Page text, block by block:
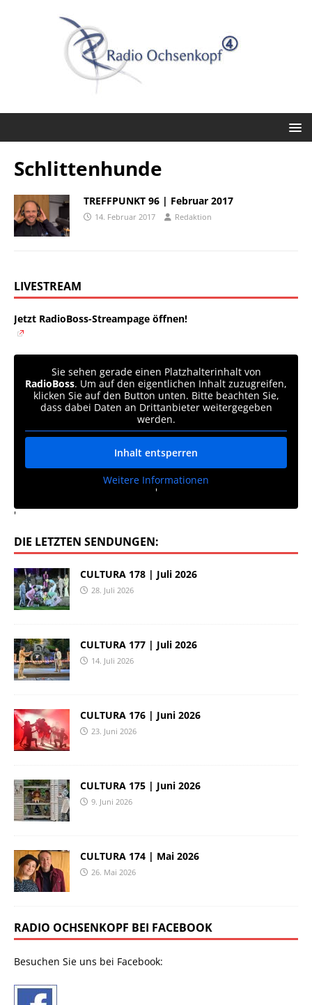
Schlittenhunde
TREFFPUNKT 96 | Februar 2017
14. Februar 2017 Redaktion
LIVESTREAM
Jetzt RadioBoss-Streampage öffnen!
Sie sehen gerade einen Platzhalterinhalt von
RadioBoss. Um auf den eigentlichen Inhalt zuzugreifen,
klicken Sie auf den Button unten. Bitte beachten Sie,
dass dabei Daten an Drittanbieter weitergegeben
werden.
Inhalt entsperren
Weitere Informationen
'
'
DIE LETZTEN SENDUNGEN:
CULTURA 178 | Juli 2026
28. Juli 2026
CULTURA 177 | Juli 2026
14. Juli 2026
CULTURA 176 | Juni 2026
23. Juni 2026
CULTURA 175 | Juni 2026
9. Juni 2026
CULTURA 174 | Mai 2026
26. Mai 2026
RADIO OCHSENKOPF BEI FACEBOOK
Besuchen Sie uns bei Facebook: